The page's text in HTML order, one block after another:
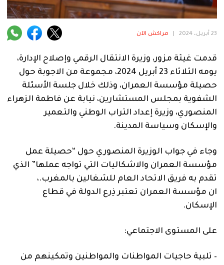
منوعة
آراء 23 أبريل، 2024 مراكش الآن
قدمت غيثة مزور، وزيرة الانتقال الرقمي وإصلاح الإدارة،
يومه الثلاثاء 23 أبريل 2024، مجموعة من الاجوبة حول
حصيلة مؤسسة العمران، وذلك خلال جلسة الأسئلة
الشفوية بمجلس المستشارين، نيابة عن فاطمة الزهراء
المنصوري، وزيرة إعداد التراب الوطني والتعمير
والإسكان وسياسة المدينة.
وجاء في جواب الوزيرة المنصوري حول “حصيلة عمل
مؤسسة العمران والاشكاليات التي تواجه عملها” الذي
تقدم به فريق الاتحاد العام للشغالين بالمغرب.،
ان مؤسسة العمران تعتبر ذِرع الدولة في قطاع
الإسكان.
على المستوى الاجتماعي:
– تلبية حاجيات المواطنات والمواطنين وتمكينهم من